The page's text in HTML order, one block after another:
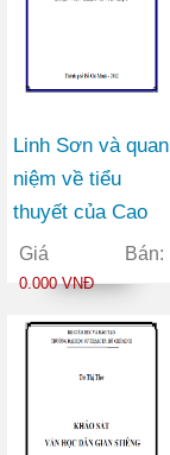
Linh Sơn và quan
niệm về tiểu
thuyết của Cao
Hành Kiện
Giá Bán:
0.000 VNĐ